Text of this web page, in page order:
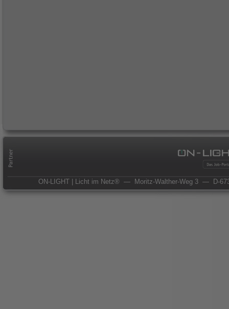
ON-LIGHT | Licht im Netz® — Moritz-Walther-Weg 3 — D-